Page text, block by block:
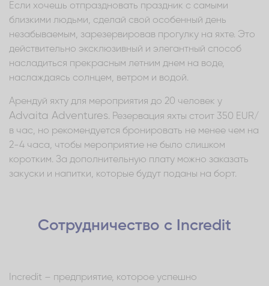
Если хочешь отпраздновать праздник с самыми
близкими людьми, сделай свой особенный день
незабываемым, зарезервировав прогулку на яхте. Это
действительно эксклюзивный и элегантный способ
насладиться прекрасным летним днем на воде,
наслаждаясь солнцем, ветром и водой.
Арендуй яхту для мероприятия до 20 человек у
Advaita Adventures. Резервация яхты стоит 350 EUR/
в час, но рекомендуется бронировать не менее чем на
2-4 часа, чтобы мероприятие не было слишком
коротким. За дополнительную плату можно заказать
закуски и напитки, которые будут поданы на борт.
Сотрудничество с Incredit
Incredit – предприятие, которое успешно